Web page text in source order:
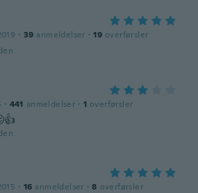
· 39 anmeldelser · 19 overførsler
· 441 anmeldelser · 1 overførsler
· 16 anmeldelser · 8 overførsler